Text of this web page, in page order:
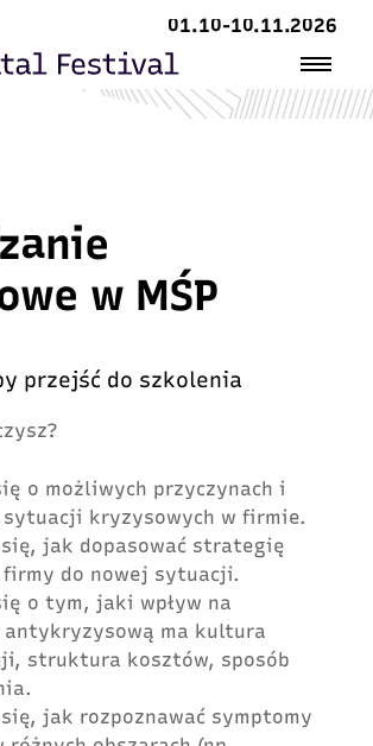
01.10-10.11.2026
w MŚP
przejść do szkolenia
o możliwych przyczynach i
sytuacji kryzysowych w firmie.
się, jak dopasować strategię
firmy do nowej sytuacji.
o tym, jaki wpływ na
ma kultura
struktura kosztów, sposób
się, jak rozpoznawać symptomy